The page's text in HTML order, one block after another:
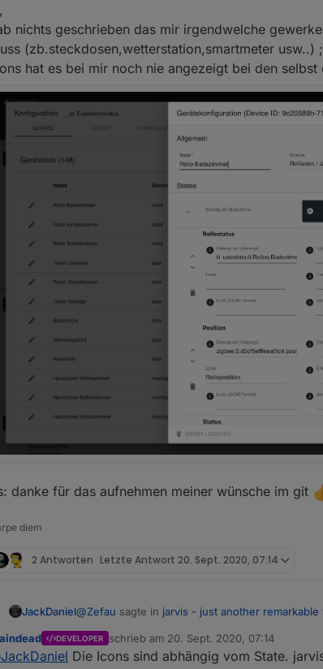
nichts geschrieben das mir irgendwelche
(zb.steckdosen,wetterstation,smartmeter usw..)
hat es bei mir noch nie angezeigt bei den
danke für das aufnehmen meiner wünsche im git
diem
2 Antworten Letzte Antwort 20. Sept. 2020, 07:14
JackDaniel@Zefau sagte in jarvis - just another remarkable
@JackDanielwelche Gewerke fehlen dir
DEVELOPER schrieb am 20. Sept. 2020, 07:14
zuletzt editiert von
JackDaniel Die Icons sind abhängig vom State.